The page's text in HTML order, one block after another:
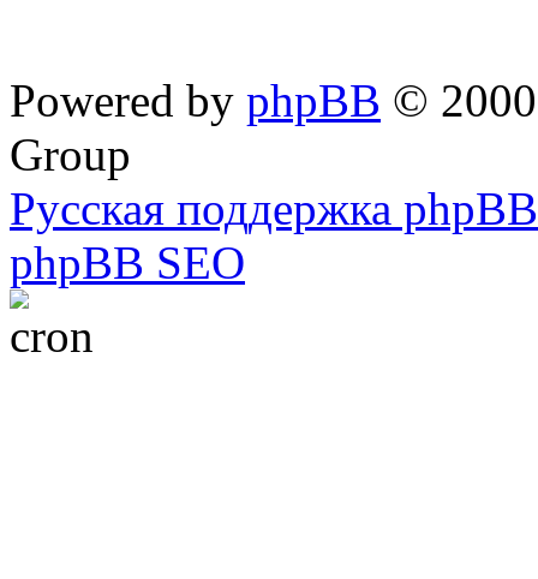
Powered by phpBB ©
Group
Русская поддержка phpBB
phpBB SEO